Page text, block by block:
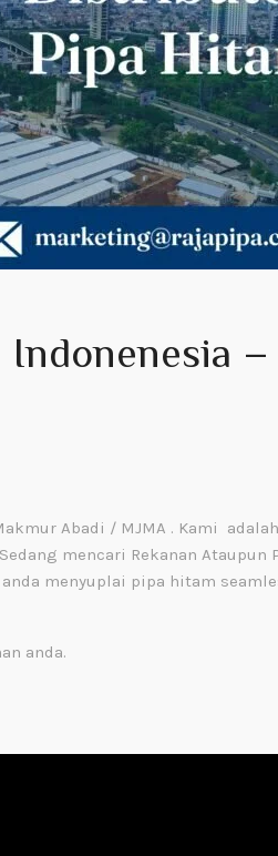
–
Abadi / MJMA . Kami
mencari Rekanan Ataupun
menyuplai pipa hitam
anda.